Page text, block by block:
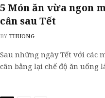
5 Món ăn vừa ngon
cân sau Tết
BY THUONG
Sau những ngày Tết với các
cân bằng lại chế độ ăn uống